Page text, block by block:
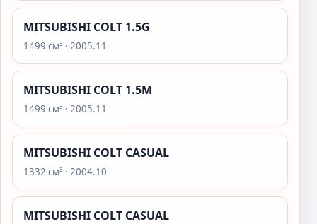
MITSUBISHI COLT 1.5G
1499 см³ · 2005.11
MITSUBISHI COLT 1.5M
1499 см³ · 2005.11
MITSUBISHI COLT CASUAL
1332 см³ · 2004.10
MITSUBISHI COLT CASUAL